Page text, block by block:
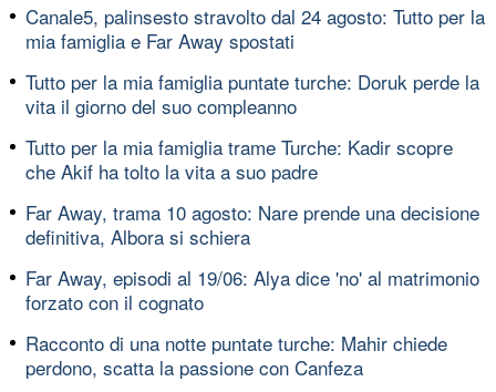
Canale5, palinsesto stravolto dal 24 agosto: Tutto per la
mia famiglia e Far Away spostati
Tutto per la mia famiglia puntate turche: Doruk perde la
vita il giorno del suo compleanno
Tutto per la mia famiglia trame Turche: Kadir scopre
che Akif ha tolto la vita a suo padre
Far Away, trama 10 agosto: Nare prende una decisione
definitiva, Albora si schiera
Far Away, episodi al 19/06: Alya dice 'no' al matrimonio
forzato con il cognato
Racconto di una notte puntate turche: Mahir chiede
perdono, scatta la passione con Canfeza